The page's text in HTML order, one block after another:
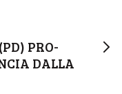
PRO-
DALLA